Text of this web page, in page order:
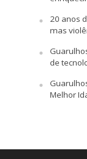
20 anos
mas
de
Melhor